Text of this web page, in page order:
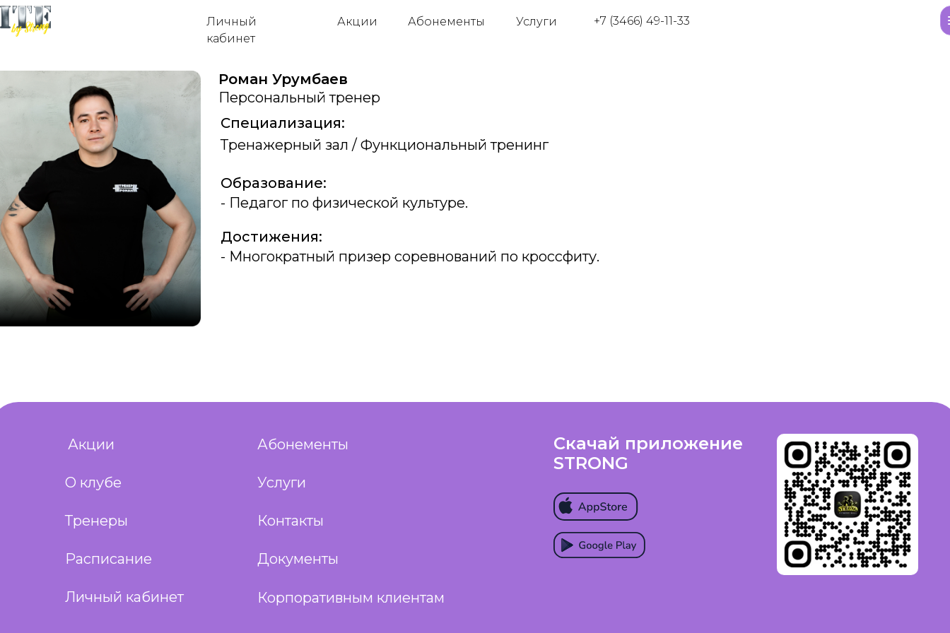
Акции Абонементы Услуги
Личный
кабинет
+7 (3466) 49-11-33
Роман Урумбаев
Персональный тренер
Специализация:
Тренажерный зал / Функциональный тренинг
Образование:
- Педагог по физической культуре.
Достижения:
- Многократный призер соревнований по кроссфиту.
Акции Абонементы
Услуги
Контакты
Документы
Корпоративным клиентам
О клубе
Тренеры
Расписание
Личный кабинет
Скачай приложение
STRONG